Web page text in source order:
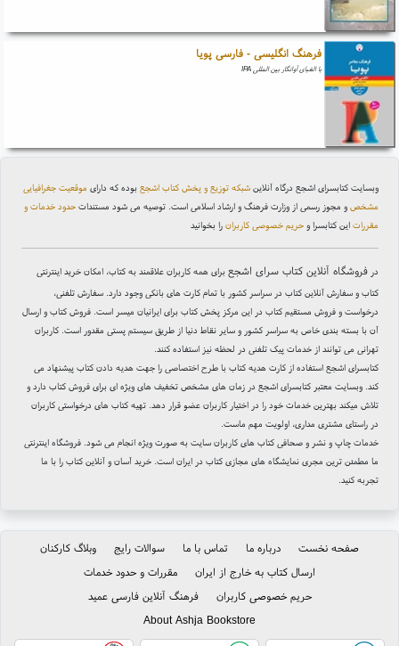
فرهنگ انگلیسی - فارسی پویا
با الفبای آوانگار بین المللی IPA
وبسایت کتابسرای اشجع درگاه آنلاینشبکه توزیع و پخش کتاب اشجع بوده که دارای موقعیت جغرافیایی
مشخص و مجوز رسمی از وزارت فرهنگ و ارشاد اسلامی است. توصیه می شود مستنداتحدود خدمات و
مقررات این کتابسرا وحریم خصوصی کاربرانرا بخوانید
درفروشگاه آنلاین کتاب سرای اشجع برای همه کاربران علاقمند به کتاب، امکان خرید اینترنتی
کتاب و سفارش آنلاین کتاب در سراسر کشور با تمام کارت های بانکی وجود دارد. سفارش تلفنی،
درخواست و فروش مستقیم کتاب در این مرکز پخش کتاب برای ایرانیان میسر است. فروش کتاب و ارسال
آن با بسته بندی خاص به سراسر کشور و سایر نقاط دنیا از طریق سیستم پستی مقدور است. کاربران
تهرانی می توانند از خدمات پیک تلفنی در لحظه نیز استفاده کنند.
کتابسرای اشجع استفاده از کارت هدیه کتاب با طرح اختصاصی را جهت هدیه دادن کتاب پیشنهاد می
کند. وبسایت معتبر کتابسرای اشجع در زمان های مشخص تخفیف های ویژه ای برای فروش کتاب دارد و
تلاش میکند بهترین خدمات خود را در اختیار کاربران عضو قرار دهد. تهیه کتاب های درخواستی کاربران
در راستای مشتری مداری، اولویت مهم ماست.
خدمات چاپ و نشر و صحافی کتاب های کاربران سایت به صورت ویژه انجام می شود. فروشگاه اینترنتی
ما مطمئن ترین مجری نمایشگاه های مجازی کتاب در ایران است. خرید آسان و آنلاین کتاب را با ما
تجربه کنید.
صفحه نخست درباره ما تماس با ما سوالات رایج
وبلاگ کارکنان
ارسال کتاب به خارج از ایران
مقررات و حدود خدمات
حریم خصوصی کاربران
فرهنگ آنلاین فارسی عمید
About Ashja Bookstore